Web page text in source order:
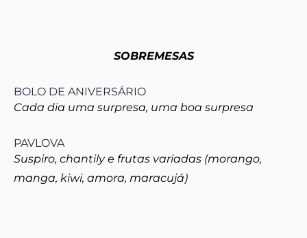
SOBREMESAS
BOLO DE ANIVERSÁRIO
Cada dia uma surpresa, uma boa surpresa
PAVLOVA
Suspiro, chantily e frutas variadas (morango,
manga, kiwi, amora, maracujá)